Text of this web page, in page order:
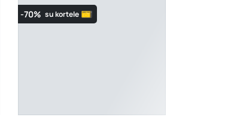
-70% su kortele